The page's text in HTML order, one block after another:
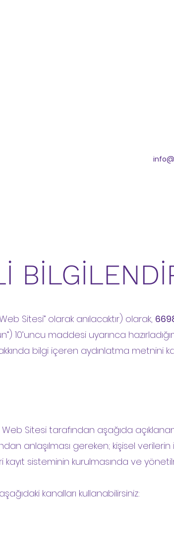
Sitesi” olarak anılacaktır) olarak,
10’uncu maddesi uyarınca
bilgi içeren aydınlatma metnini
Web Sitesi tarafından aşağıda
anlaşılması gereken; kişisel
kayıt sisteminin kurulmasında ve
kanalları kullanabilirsiniz: